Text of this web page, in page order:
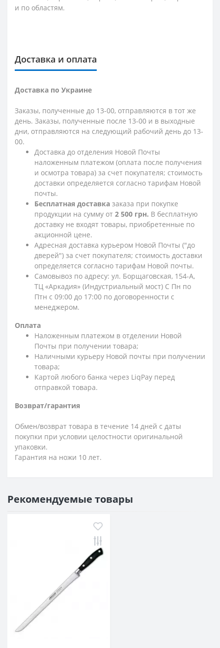
и по областям.
Доставка и оплата
Доставка по Украине
Заказы, полученные до 13-00, отправляются в тот же
день. Заказы, полученные после 13-00 и в выходные
дни, отправляются на следующий рабочий день до 13-
00.
Доставка до отделения Новой Почты
наложенным платежом (оплата после получения
и осмотра товара) за счет покупателя; стоимость
доставки определяется согласно тарифам Новой
почты.
Бесплатная доставка заказа при покупке
продукции на сумму от 2 500 грн. В бесплатную
доставку не входят товары, приобретенные по
акционной цене.
Адресная доставка курьером Новой Почты ("до
дверей") за счет покупателя; стоимость доставки
определяется согласно тарифам Новой почты.
Самовывоз по адресу: ул. Борщаговская, 154-А,
ТЦ «Аркадия» (Индустриальный мост) С Пн по
Птн с 09:00 до 17:00 по договоренности с
менеджером.
Оплата
Наложенным платежом в отделении Новой
Почты при получении товара;
Наличными курьеру Новой почты при получении
товара;
Картой любого банка через LiqPay перед
отправкой товара.
Возврат/гарантия
Обмен/возврат товара в течение 14 дней с даты
покупки при условии целостности оригинальной
упаковки.
Гарантия на ножи 10 лет.
Рекомендуемые товары